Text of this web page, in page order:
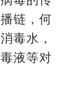
链，何
毒水，
液等对